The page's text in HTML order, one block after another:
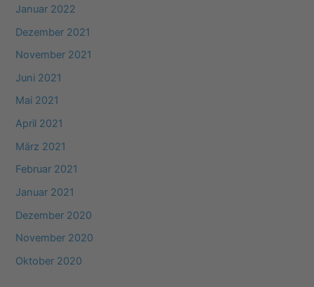
Januar 2022
Dezember 2021
November 2021
Juni 2021
Mai 2021
April 2021
März 2021
Februar 2021
Januar 2021
Dezember 2020
November 2020
Oktober 2020